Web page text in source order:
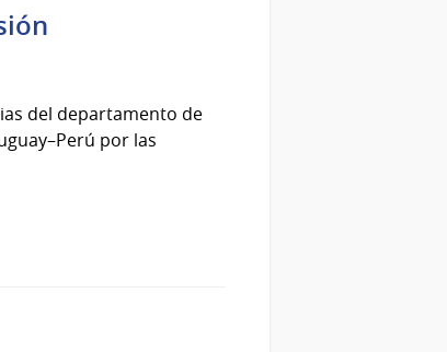
del departamento de
por las